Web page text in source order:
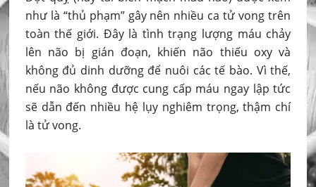
như là “thủ phạm” gây nên nhiều ca tử vong trên
toàn thế giới. Đây là tình trạng lượng máu chảy
lên não bị gián đoạn, khiến não thiếu oxy và
không đủ dinh dưỡng để nuôi các tế bào. Vì thế,
nếu não không được cung cấp máu ngay lập tức
sẽ dẫn đến nhiều hệ lụy nghiêm trọng, thậm chí
là tử vong.